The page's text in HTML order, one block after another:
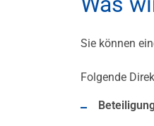
Sie können
Folgende